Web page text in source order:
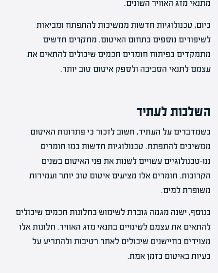
מתנאי מזג האוויר השונים.
כיום, טכנולוגיות חדשות ממשיכות להתפתח ומביאות
לשיפורים נוספים בתחום האיטום. מחקרים חדשים
מתמקדים בפיתוח חומרים חכמים שיכולים להתאים את
עצמם לתנאי הסביבה ולספק איטום טוב יותר.
השלכות לעתיד
כשמדברים על העתיד, חשוב לזכור כי פתרונות האיטום
ממשיכים להתפתח. טכנולוגיות חדשות כמו חומרים
ננו-טכנולוגיים עשויים לשנות את פני האיטום בשנים
הקרובות. חומרים אלו מציעים איטום טוב יותר ועמידות
משופרת למים.
בנוסף, ישנה מגמה גוברת לשימוש בחלונות חכמים שיכולים
להתאים את עצמם לשינויים בתנאי מזג האוויר. חלונות אלו
מצוידים בחיישנים שיכולים לאתר רטיבות ולהתריע על
בעיות באיטום בזמן אמת.